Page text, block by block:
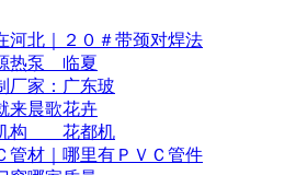
河北｜２０＃带颈对焊法
热泵 临夏
厂家：广东玻
来晨歌花卉
构 ＿花都机
管材｜哪里有ＰＶＣ管件